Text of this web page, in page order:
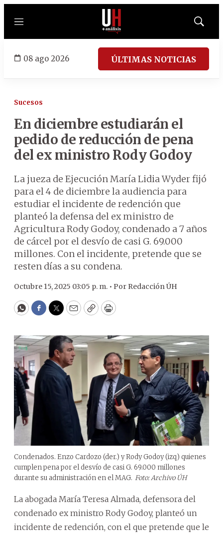
Menú
Mostrar
08 ago 2026 ÚLTIMAS NOTICIAS
Sucesos
En diciembre estudiarán el
pedido de reducción de pena
del ex ministro Rody Godoy
La jueza de Ejecución María Lidia Wyder fijó
para el 4 de diciembre la audiencia para
estudiar el incidente de redención que
planteó la defensa del ex ministro de
Agricultura Rody Godoy, condenado a 7 años
de cárcel por el desvío de casi G. 69.000
millones. Con el incidente, pretende que se
resten días a su condena.
Octubre 15, 2025 03:05 p. m. • Por Redacción ÚH
WhatsApp
Facebook
Twitter
EmailCopyPrint
Condenados. Enzo Cardozo (der.) y Rody Godoy (izq) quienes
cumplen pena por el desvío de casi G. 69.000 millones
durante su administración en el MAG. Foto: Archivo ÚH
La abogada María Teresa Almada, defensora del
condenado ex ministro Rody Godoy, planteó un
incidente de redención, con el que pretende que le